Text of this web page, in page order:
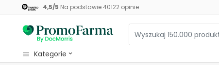
4,5/5 Na podstawie40122opinie
kategorie